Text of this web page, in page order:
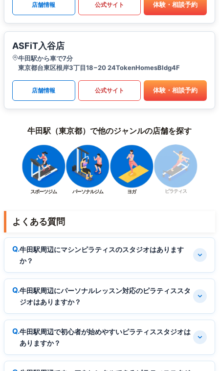
店舗情報 公式サイト 体験・相談予約
ASFiT入谷店
牛田駅から車で7分
東京都台東区根岸3丁目18−20 24TokenHomesBldg4F
店舗情報 公式サイト 体験・相談予約
牛田駅（東京都）で他のジャンルの店舗を探す
スポーツジム パーソナルジム ヨガ ピラティス
よくある質問
牛田駅周辺にマシンピラティスのスタジオはあります
か？
牛田駅周辺にパーソナルレッスン対応のピラティススタ
ジオはありますか？
牛田駅周辺で初心者が始めやすいピラティススタジオは
ありますか？